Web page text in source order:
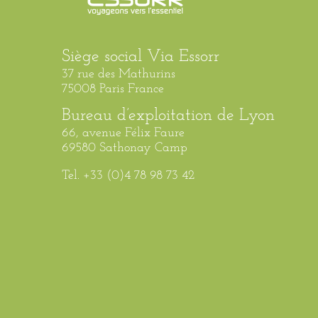
Siège social Via Essorr
37 rue des Mathurins
75008 Paris France
Bureau d’exploitation de Lyon
66, avenue Félix Faure
69580 Sathonay Camp
Tel. +33 (0)4 78 98 73 42